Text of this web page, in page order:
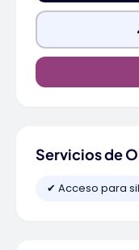
Servicios de
✔ Acceso para